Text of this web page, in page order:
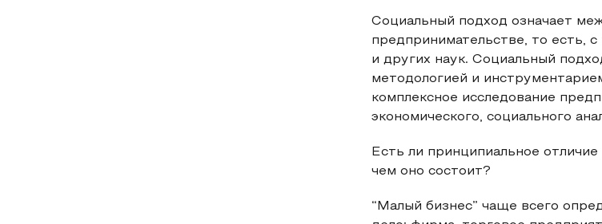
Социальный подход означает
предпринимательстве, то есть, с
и других наук. Социальный
методологией и
комплексное исследование
экономического, социального
Есть ли принципиальное
чем оно состоит?
“Малый бизнес” чаще всего